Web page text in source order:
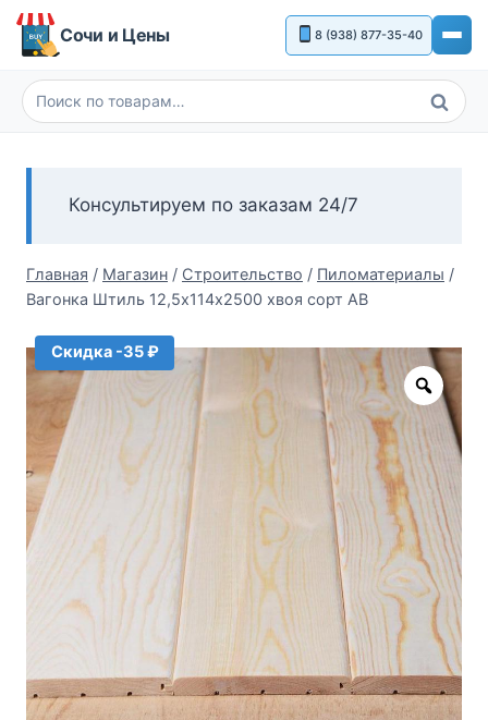
Перейти
Сочи и Цены 8 (938) 877-35-40
Искать:
Поиск
Консультируем по заказам 24/7
Главная / Магазин / Строительство / Пиломатериалы /
Вагонка Штиль 12,5х114х2500 хвоя сорт АВ
Скидка -35 ₽
Zoom